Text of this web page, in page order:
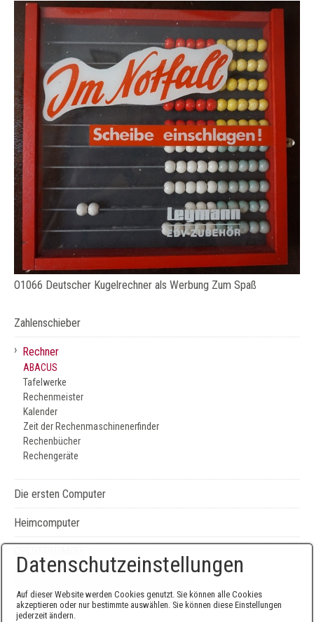
O1066 Deutscher Kugelrechner als Werbung Zum Spaß
Zahlenschieber
› Rechner
ABACUS
Tafelwerke
Rechenmeister
Kalender
Zeit der Rechenmaschinenerfinder
Rechenbücher
Rechengeräte
Die ersten Computer
Heimcomputer
Datenschutzeinstellungen
Auf dieser Website werden Cookies genutzt. Sie können alle Cookies
akzeptieren oder nur bestimmte auswählen. Sie können diese Einstellungen
jederzeit ändern.